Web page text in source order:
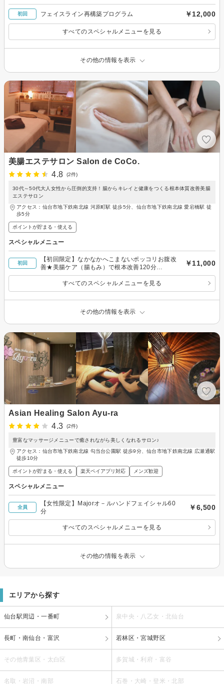
初回 フェイスライン再構築プログラム ￥12,000
すべてのスペシャルメニューを見る
その他の情報を表示
美腸エステサロン Salon de CoCo.
4.8
(2件)
30代～50代大人女性から圧倒的支持！腸からキレイと健康をつくる根本体質改善美腸
エステサロン
アクセス：仙台市地下鉄南北線 河原町駅 徒歩5分、仙台市地下鉄南北線 愛宕橋駅 徒
歩5分
ポイントが貯まる・使える
スペシャルメニュー
初回
【初回限定】なかなかへこまないポッコリお腹改
善★美腸ケア（腸もみ）で根本改善120分
¥16500→
￥11,000
すべてのスペシャルメニューを見る
その他の情報を表示
Asian Healing Salon Ayu-ra
4.3
(2件)
豊富なマッサージメニューで癒されながら美しくなれるサロン♪
アクセス：仙台市地下鉄南北線 勾当台公園駅 徒歩9分、仙台市地下鉄南北線 広瀬通駅
徒歩10分
ポイントが貯まる・使える 楽天ペイアプリ対応 メンズ歓迎
スペシャルメニュー
全員
【女性限定】Majorオ－ルハンドフェイシャル60
分
￥6,500
すべてのスペシャルメニューを見る
その他の情報を表示
エリアから探す
仙台駅周辺・一番町 泉中央・八乙女・北仙台
長町・南仙台・富沢 若林区・宮城野区
その他青葉区・太白区 多賀城・利府・富谷
名取・岩沼・南部 石巻・大崎・登米・北部